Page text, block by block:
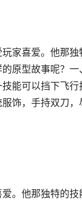
家喜爱。他那独
原型故事呢？
能可以挡下飞
饰，手持双刀
。他那独特的技